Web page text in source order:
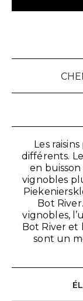
Les
différents.
en
vignobles
Bot
vignobles,
Bot River et
sont un